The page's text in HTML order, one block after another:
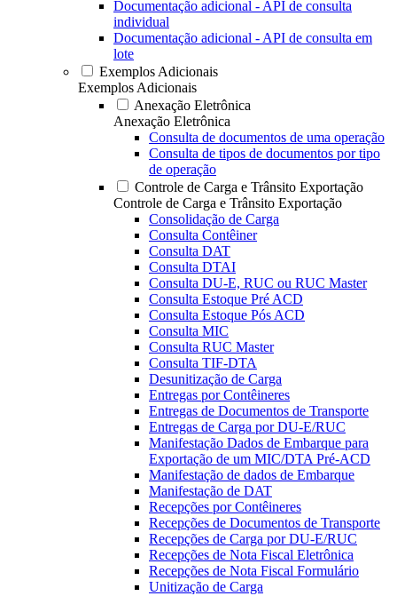
Documentação adicional - API de consulta
individual
Documentação adicional - API de consulta em
lote
Exemplos Adicionais
Exemplos Adicionais
Anexação Eletrônica
Anexação Eletrônica
Consulta de documentos de uma operação
Consulta de tipos de documentos por tipo
de operação
Controle de Carga e Trânsito Exportação
Controle de Carga e Trânsito Exportação
Consolidação de Carga
Consulta Contêiner
Consulta DAT
Consulta DTAI
Consulta DU-E, RUC ou RUC Master
Consulta Estoque Pré ACD
Consulta Estoque Pós ACD
Consulta MIC
Consulta RUC Master
Consulta TIF-DTA
Desunitização de Carga
Entregas por Contêineres
Entregas de Documentos de Transporte
Entregas de Carga por DU-E/RUC
Manifestação Dados de Embarque para
Exportação de um MIC/DTA Pré-ACD
Manifestação de dados de Embarque
Manifestação de DAT
Recepções por Contêineres
Recepções de Documentos de Transporte
Recepções de Carga por DU-E/RUC
Recepções de Nota Fiscal Eletrônica
Recepções de Nota Fiscal Formulário
Unitização de Carga